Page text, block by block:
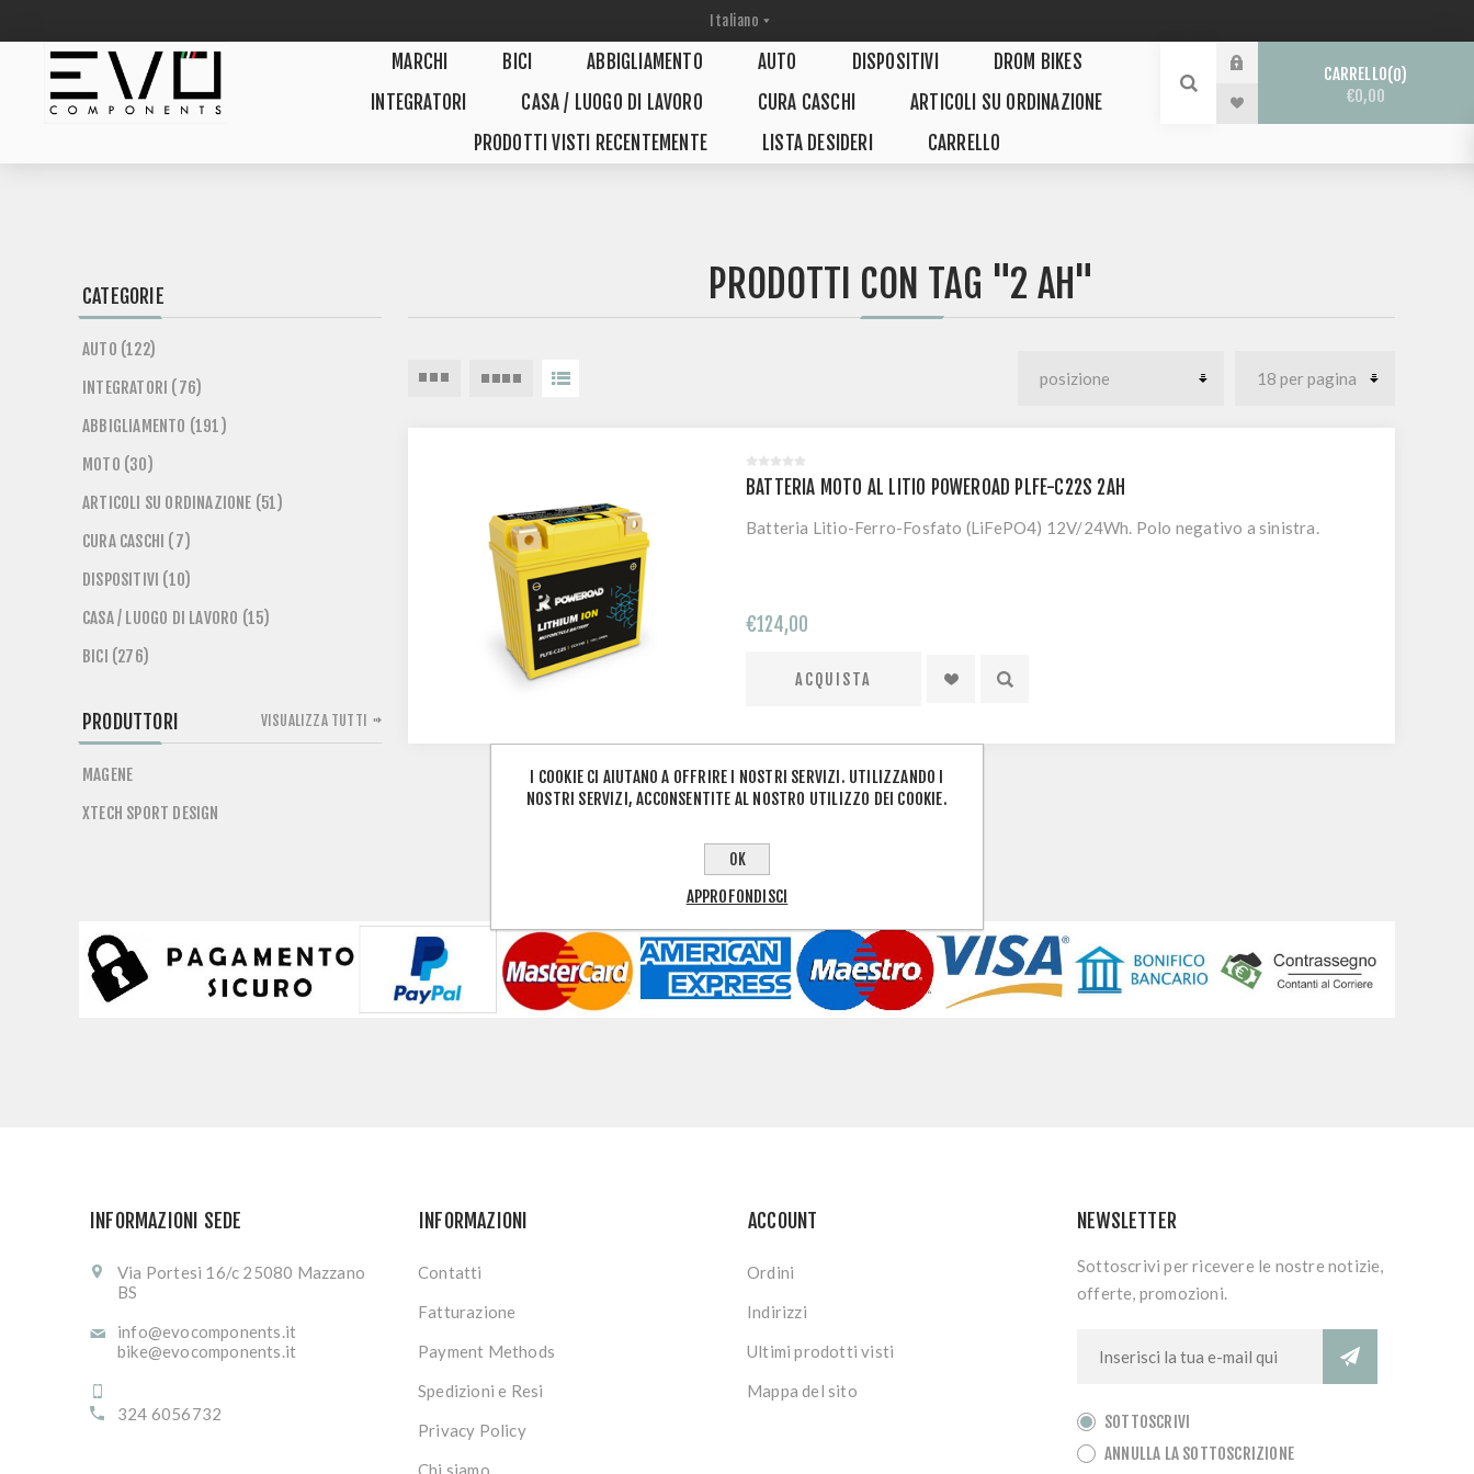
MARCHI BICI ABBIGLIAMENTO AUTO DISPOSITIVI
DROM BIKES
INTEGRATORI
CASA / LUOGO DI LAVORO CURA CASCHI
ARTICOLI SU ORDINAZIONE
PRODOTTI VISTI RECENTEMENTE
LISTA DESIDERI CARRELLO
CARRELLO 0
€0,00
PRODOTTI CON TAG "2 AH"
BATTERIA MOTO AL LITIO POWEROAD PLFE-C22S 2AH
Batteria Litio-Ferro-Fosfato (LiFePO4) 12V/24Wh. Polo negativo a sinistra.
€124,00
CATEGORIE
AUTO (122)
INTEGRATORI (76)
ABBIGLIAMENTO (191)
MOTO (30)
ARTICOLI SU ORDINAZIONE (51)
CURA CASCHI (7)
DISPOSITIVI (10)
CASA / LUOGO DI LAVORO (15)
BICI (276)
PRODUTTORI
MAGENE
XTECH SPORT DESIGN
VISUALIZZA TUTTI
INFORMAZIONI SEDE
Via Portesi 16/c 25080 Mazzano
BS
info@evocomponents.it
bike@evocomponents.it
324 6056732
INFORMAZIONI
Contatti
Fatturazione
Payment Methods
Spedizioni e Resi
Privacy Policy
Chi siamo
ACCOUNT
Ordini
Indirizzi
Ultimi prodotti visti
Mappa del sito
NEWSLETTER
Sottoscrivi per ricevere le nostre notizie,
offerte, promozioni.
SOTTOSCRIVI
ANNULLA LA SOTTOSCRIZIONE
I COOKIE CI AIUTANO A OFFRIRE I NOSTRI SERVIZI. UTILIZZANDO I
NOSTRI SERVIZI, ACCONSENTITE AL NOSTRO UTILIZZO DEI COOKIE.
OK
APPROFONDISCI